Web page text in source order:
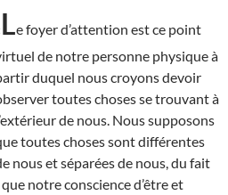
Le foyer d’attention est ce point
de notre personne physique à
duquel nous croyons devoir
toutes choses se trouvant à
de nous. Nous supposons
toutes choses sont différentes
nous et séparées de nous, du fait
notre conscience d’être et